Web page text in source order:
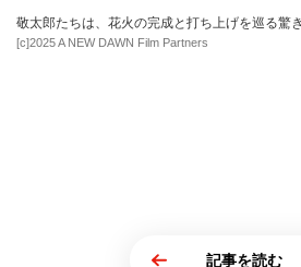
敬太郎たちは、花火の完成と打ち上げを巡る驚
[c]2025 A NEW DAWN Film Partners
記事を読む